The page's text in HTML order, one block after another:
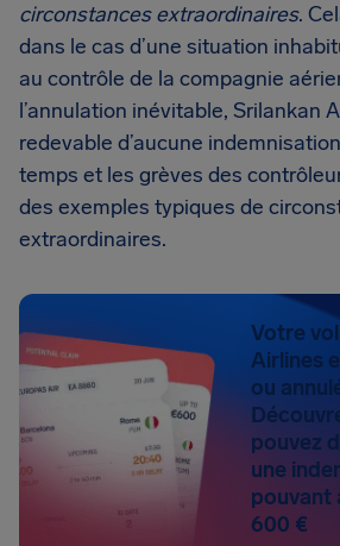
circonstances extraordinaires.
dans le cas d’une situation
au contrôle de la compagnie
l’annulation inévitable, Srilankan
redevable d’aucune
temps et les grèves des
des exemples typiques de
extraordinaires.
Votre vol
Airlines
ou
pouvez
une
pouvant
600 €